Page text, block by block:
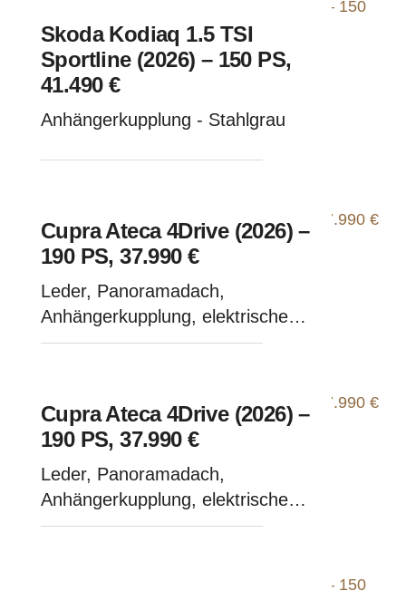
Skoda Kodiaq 1.5 TSI
Sportline (2026) – 150 PS,
41.490 €
Anhängerkupplung - Stahlgrau
Cupra Ateca 4Drive (2026) –
190 PS, 37.990 €
Leder, Panoramadach,
Anhängerkupplung, elektrische
Sitze - Graphite Grau
Cupra Ateca 4Drive (2026) –
190 PS, 37.990 €
Leder, Panoramadach,
Anhängerkupplung, elektrische
Sitze - Black Magic